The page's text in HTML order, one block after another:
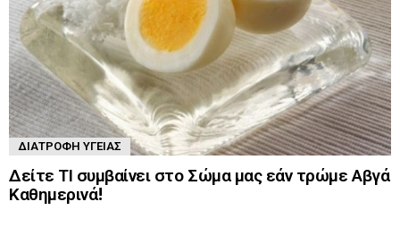
ΔΙΑΤΡΟΦΉ ΥΓΕΊΑΣ
Δείτε ΤΙ συμβαίνει στο Σώμα μας εάν τρώμε Αβγά
Καθημερινά!